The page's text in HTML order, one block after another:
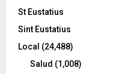
St Eustatius
Sint Eustatius
Local (24,488)
Salud (1,008)